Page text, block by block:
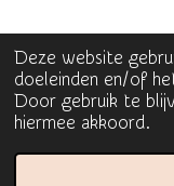
Deze website
doeleinden en/of
Door gebruik te
hiermee akkoord.
© 2025 Eventing Plus